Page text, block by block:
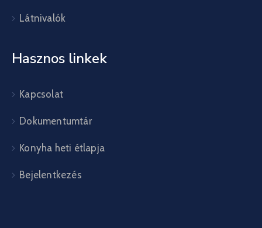
Látnivalók
Hasznos linkek
Kapcsolat
Dokumentumtár
Konyha heti étlapja
Bejelentkezés